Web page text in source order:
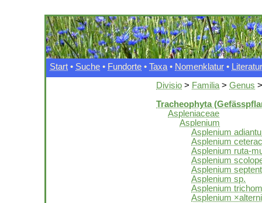
Start • Suche • Fundorte • Taxa • Nomenklatur • Literatur
Divisio > Familia > Genus
Tracheophyta
Aspleniaceae
Asplenium
Asplenium
Asplenium
Asplenium ruta-
Asplenium
Asplenium
Asplenium sp.
Asplenium
Asplenium